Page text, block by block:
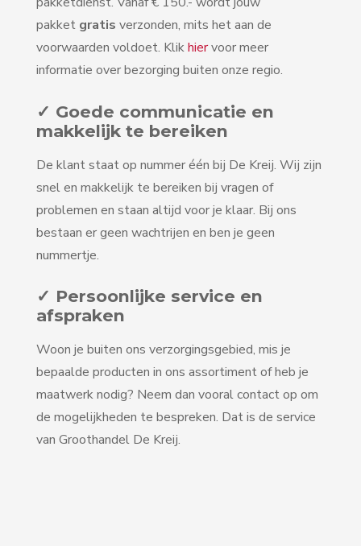
pakket gratis verzonden, mits het aan de
voorwaarden voldoet. Klikhiervoor meer
informatie over bezorging buiten onze regio.
✓ Goede communicatie en
makkelijk te bereiken
De klant staat op nummer één bij De Kreij. Wij zijn
snel en makkelijk te bereiken bij vragen of
problemen en staan altijd voor je klaar. Bij ons
bestaan er geen wachtrijen en ben je geen
nummertje.
✓ Persoonlijke service en
afspraken
Woon je buiten ons verzorgingsgebied, mis je
bepaalde producten in ons assortiment of heb je
maatwerk nodig? Neem dan vooral contact op om
de mogelijkheden te bespreken. Dat is de service
van Groothandel De Kreij.